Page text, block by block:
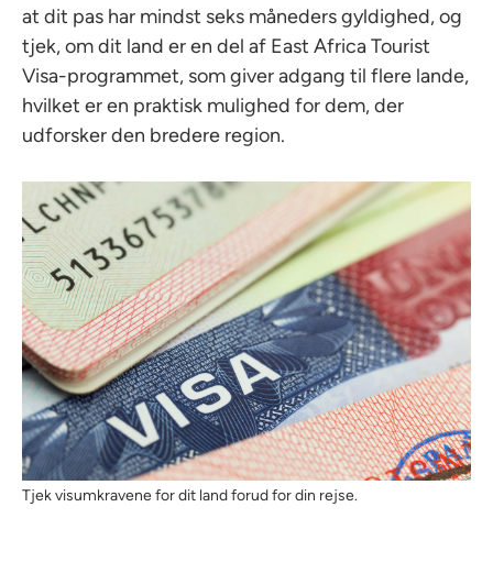
at dit pas har mindst seks måneders gyldighed, og
tjek, om dit land er en del af East Africa Tourist
Visa-programmet, som giver adgang til flere lande,
hvilket er en praktisk mulighed for dem, der
udforsker den bredere region.
Tjek visumkravene for dit land forud for din rejse.